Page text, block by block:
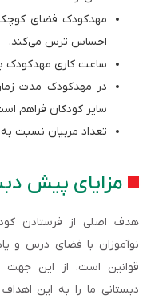
مهدکودک فضای
احساس ترس می‌کند.
ساعت کاری مهدکودک
در مهدکودک مدت
سایر کودکان فراهم
تعداد مربیان نسبت
مزایای پیش
هدف اصلی از فرستادن
نوآموزان با فضای درس و
قوانین است. از این جهت
دبستانی ما را به این